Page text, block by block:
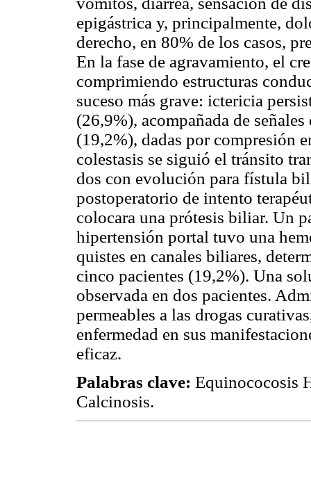
epigástrica y, principalmente,
derecho, en 80% de los casos,
En la fase de agravamiento, el
comprimiendo estructuras
suceso más grave: ictericia
(26,9%), acompañada de
(19,2%), dadas por compresión
colestasis se siguió el tránsito
dos con evolución para fístula
postoperatorio de intento
colocara una prótesis biliar. Un
hipertensión portal tuvo una
quistes en canales biliares,
cinco pacientes (19,2%). Una
observada en dos pacientes.
permeables a las drogas
enfermedad en sus
eficaz.
Palabras clave: Equinococosis
Calcinosis.